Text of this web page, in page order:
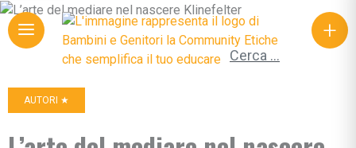
+
Ricerca per:
AUTORI ★